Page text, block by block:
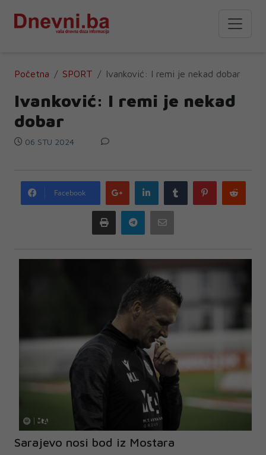
Početna SPORT Ivanković: I remi je nekad dobar
Ivanković: I remi je nekad
dobar
06 STU 2024
Facebook
Google
plus
LinkedIn Tumblr Pinterest
Print Telegram
Sarajevo nosi bod iz Mostara